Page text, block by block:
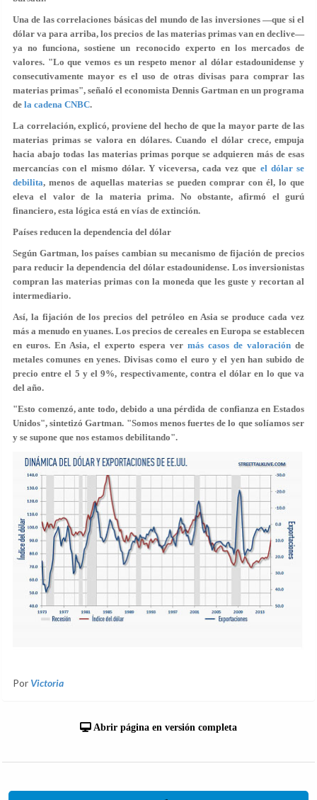
Una de las correlaciones básicas del mundo de las inversiones —que si el
dólar va para arriba, los precios de las materias primas van en declive—
ya no funciona, sostiene un reconocido experto en los mercados de
valores. "Lo que vemos es un respeto menor al dólar estadounidense y
consecutivamente mayor es el uso de otras divisas para comprar las
materias primas", señaló el economista Dennis Gartman en un programa
de la cadena CNBC.
La correlación, explicó, proviene del hecho de que la mayor parte de las
materias primas se valora en dólares. Cuando el dólar crece, empuja
hacia abajo todas las materias primas porque se adquieren más de esas
mercancías con el mismo dólar. Y viceversa, cada vez que el dólar se
debilita, menos de aquellas materias se pueden comprar con él, lo que
eleva el valor de la materia prima. No obstante, afirmó el gurú
financiero, esta lógica está en vías de extinción.
Países reducen la dependencia del dólar
Según Gartman, los países cambian su mecanismo de fijación de precios
para reducir la dependencia del dólar estadounidense. Los inversionistas
compran las materias primas con la moneda que les guste y recortan al
intermediario.
Así, la fijación de los precios del petróleo en Asia se produce cada vez
más a menudo en yuanes. Los precios de cereales en Europa se establecen
en euros. En Asia, el experto espera ver más casos de valoración de
metales comunes en yenes. Divisas como el euro y el yen han subido de
precio entre el 5 y el 9%, respectivamente, contra el dólar en lo que va
del año.
"Esto comenzó, ante todo, debido a una pérdida de confianza en Estados
Unidos", sintetizó Gartman. "Somos menos fuertes de lo que solíamos ser
y se supone que nos estamos debilitando".
Por Victoria
Abrir página en versión completa